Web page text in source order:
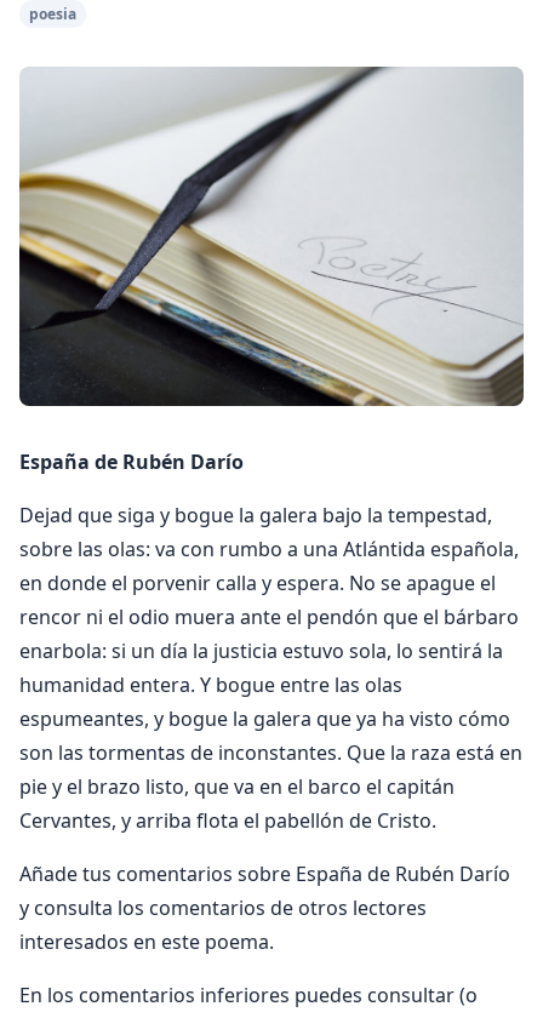
poesia
España de Rubén Darío
Dejad que siga y bogue la galera bajo la tempestad,
sobre las olas: va con rumbo a una Atlántida española,
en donde el porvenir calla y espera. No se apague el
rencor ni el odio muera ante el pendón que el bárbaro
enarbola: si un día la justicia estuvo sola, lo sentirá la
humanidad entera. Y bogue entre las olas
espumeantes, y bogue la galera que ya ha visto cómo
son las tormentas de inconstantes. Que la raza está en
pie y el brazo listo, que va en el barco el capitán
Cervantes, y arriba flota el pabellón de Cristo.
Añade tus comentarios sobre España de Rubén Darío
y consulta los comentarios de otros lectores
interesados en este poema.
En los comentarios inferiores puedes consultar (o